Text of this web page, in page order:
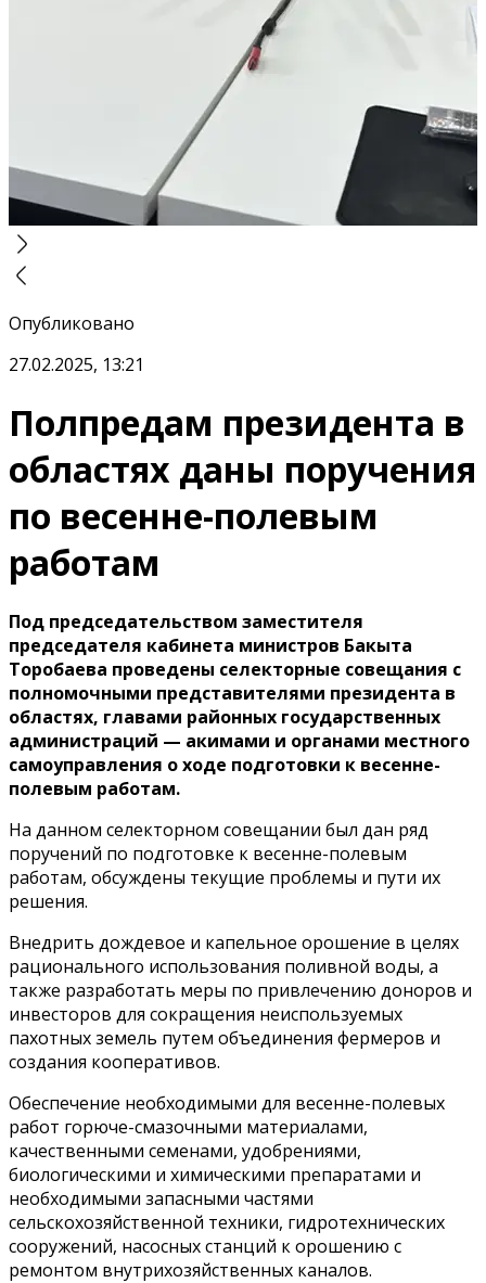
Опубликовано
27.02.2025, 13:21
Полпредам президента в
областях даны поручения
по весенне-полевым
работам
Под председательством заместителя
председателя кабинета министров Бакыта
Торобаева проведены селекторные совещания с
полномочными представителями президента в
областях, главами районных государственных
администраций — акимами и органами местного
самоуправления о ходе подготовки к весенне-
полевым работам.
На данном селекторном совещании был дан ряд
поручений по подготовке к весенне-полевым
работам, обсуждены текущие проблемы и пути их
решения.
Внедрить дождевое и капельное орошение в целях
рационального использования поливной воды, а
также разработать меры по привлечению доноров и
инвесторов для сокращения неиспользуемых
пахотных земель путем объединения фермеров и
создания кооперативов.
Обеспечение необходимыми для весенне-полевых
работ горюче-смазочными материалами,
качественными семенами, удобрениями,
биологическими и химическими препаратами и
необходимыми запасными частями
сельскохозяйственной техники, гидротехнических
сооружений, насосных станций к орошению с
ремонтом внутрихозяйственных каналов.